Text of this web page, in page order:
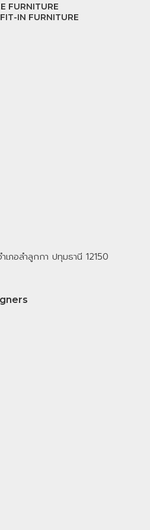
FURNITURE
IN FURNITURE
ภอลำลูกกา ปทุมธานี 12150